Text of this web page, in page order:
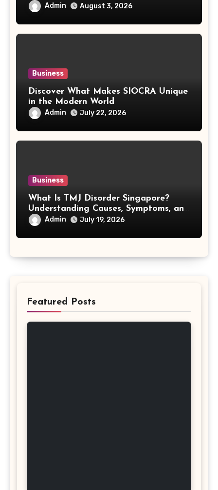
Admin August 3, 2026
Business
Discover What Makes SIOCRA Unique
in the Modern World
Admin July 22, 2026
Business
What Is TMJ Disorder Singapore?
Understanding Causes, Symptoms, and
Treatment Options
Admin July 19, 2026
Featured Posts